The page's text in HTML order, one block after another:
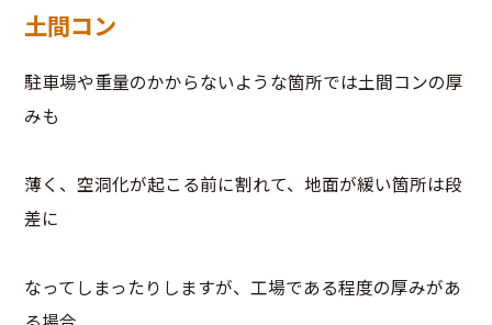
土間コン
駐車場や重量のかからないような箇所では土間コンの厚
みも
薄く、空洞化が起こる前に割れて、地面が緩い箇所は段
差に
なってしまったりしますが、工場である程度の厚みがあ